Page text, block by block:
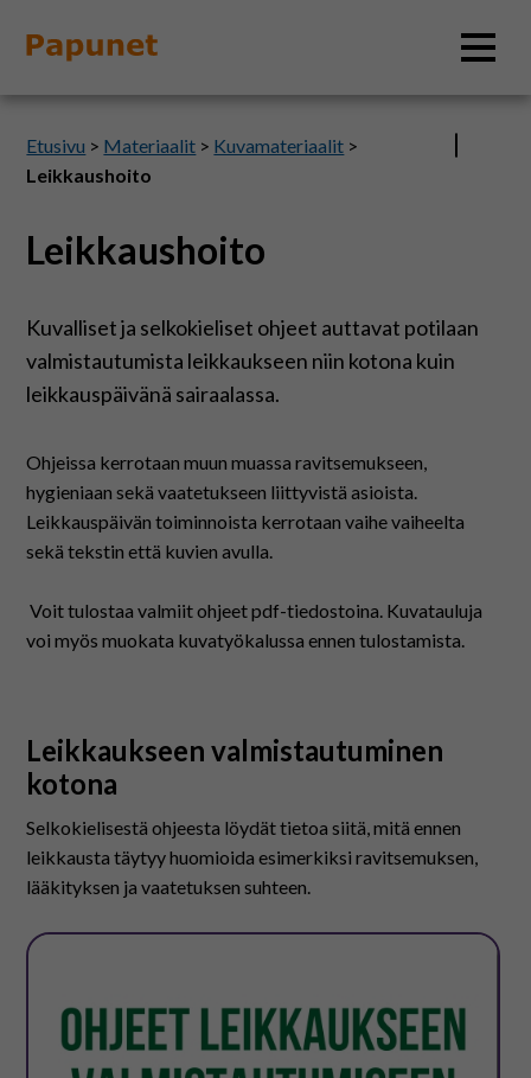
Tietoa
Materiaalit
Kuvatyökalut
Saavutettavuus
På svenska
In English
Etusivu > Materiaalit > Kuvamateriaalit >
Leikkaushoito
Leikkaushoito
Kuvalliset ja selkokieliset ohjeet auttavat potilaan
valmistautumista leikkaukseen niin kotona kuin
leikkauspäivänä sairaalassa.
Ohjeissa kerrotaan muun muassa ravitsemukseen,
hygieniaan sekä vaatetukseen liittyvistä asioista.
Leikkauspäivän toiminnoista kerrotaan vaihe vaiheelta
sekä tekstin että kuvien avulla.
Voit tulostaa valmiit ohjeet pdf-tiedostoina. Kuvatauluja
voi myös muokata kuvatyökalussa ennen tulostamista.
Leikkaukseen valmistautuminen
kotona
Selkokielisestä ohjeesta löydät tietoa siitä, mitä ennen
leikkausta täytyy huomioida esimerkiksi ravitsemuksen,
lääkityksen ja vaatetuksen suhteen.